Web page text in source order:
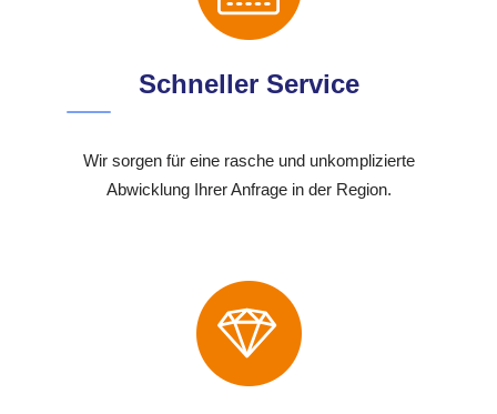
Schneller Service
Wir sorgen für eine rasche und unkomplizierte
Abwicklung Ihrer Anfrage in der Region.